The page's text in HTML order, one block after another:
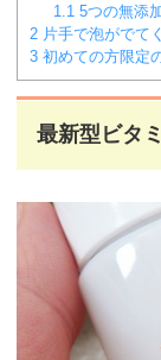
1.1 5つの無添
2 片手で泡がでて
3 初めての方限定
最新型ビタ